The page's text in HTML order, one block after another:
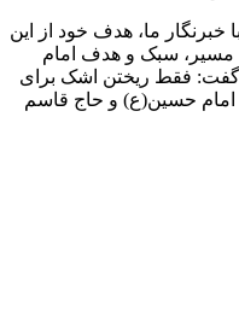
خبرنگار ما، هدف خود از این
مسیر، سبک و هدف امام
فقط ریختن اشک برای
امام حسین(ع) و حاج قاسم